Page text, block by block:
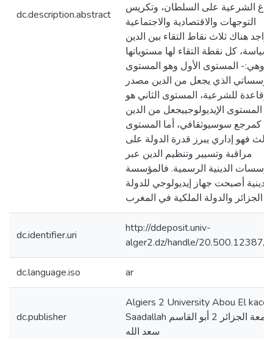
dc.description.abstract
الشرعية على السلطان، وتكريس
التوجهات والاقتصادية والاجتماعية
هناك ثلاث نقاط التقاء بين الدين
كل نقطة التقاء لها مستوياتها
وهي:- المستوى الأول وهو المستوى
الذي يجعل من الدين مصدر
وقاعدة للشرعية، المستوى الثاني هو
المستوى الإيديولوجييجعل من الدين
كمرجع سوسيوثقافي، أما المستوى
فهو إداري يبرز قدرة الدولة على
مراقبة وتسيير وتنظيم الدين عبر
الدينية الرسمية. فالمؤسسة
الدينية أصبحت جهاز إيديولوجي للدولة
dc.identifier.uri
http://ddeposit.univ-
alger2.dz/handle/20.500.12387/
dc.language.iso ar
dc.publisher
Algiers 2 University Abou El
Saadallah جامعة الجزائر 2 أبو القاسم
سعد الله